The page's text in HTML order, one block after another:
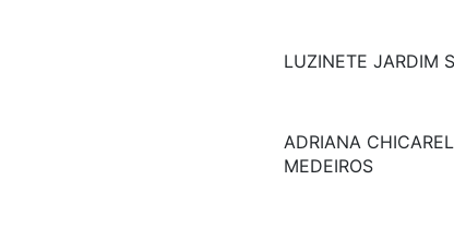
LUZINETE JARDIM
ADRIANA
MEDEIROS